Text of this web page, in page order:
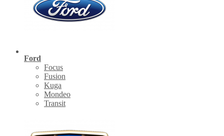
Ford
Focus
Fusion
Kuga
Mondeo
Transit